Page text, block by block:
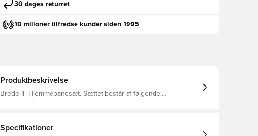
30 dages returret
10 milioner tilfredse kunder siden 1995
Produktbeskrivelse
Brede IF Hjemmebanesæt. Sættet består af følgende:
Specifikationer